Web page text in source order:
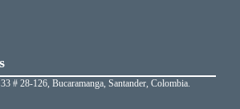
# 28-126, Bucaramanga, Santander, Colombia.